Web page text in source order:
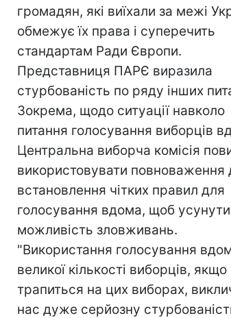
громадян, які виїхали за межі
обмежує їх права і суперечить
стандартам Ради Європи.
Представниця ПАРЄ виразила
стурбованість по ряду інших
Зокрема, щодо ситуації навколо
питання голосування виборців
Центральна виборча комісія
використовувати повноваження
встановлення чітких правил для
голосування вдома, щоб усунути
можливість зловживань.
"Використання голосування
великої кількості виборців, якщо
трапиться на цих виборах,
нас дуже серйозну